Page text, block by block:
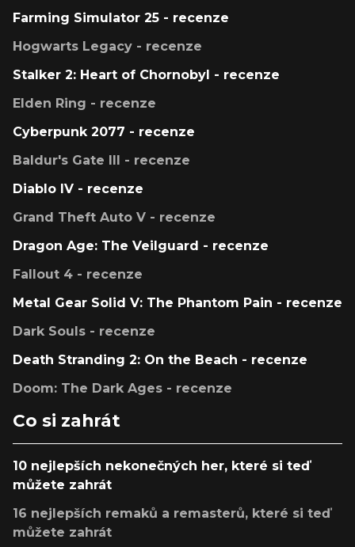
Farming Simulator 25 - recenze
Hogwarts Legacy - recenze
Stalker 2: Heart of Chornobyl - recenze
Elden Ring - recenze
Cyberpunk 2077 - recenze
Baldur's Gate III - recenze
Diablo IV - recenze
Grand Theft Auto V - recenze
Dragon Age: The Veilguard - recenze
Fallout 4 - recenze
Metal Gear Solid V: The Phantom Pain - recenze
Dark Souls - recenze
Death Stranding 2: On the Beach - recenze
Doom: The Dark Ages - recenze
Co si zahrát
10 nejlepších nekonečných her, které si teď
můžete zahrát
16 nejlepších remaků a remasterů, které si teď
můžete zahrát